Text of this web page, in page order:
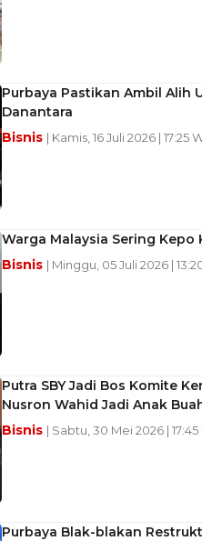
Purbaya Pastikan Ambil Alih
Danantara
Bisnis | Kamis, 16 Juli 2026 | 17:25
Warga Malaysia Sering
Bisnis | Minggu, 05 Juli 2026 |
Putra SBY Jadi Bos Komite
Nusron Wahid Jadi Anak
Bisnis | Sabtu, 30 Mei 2026 | 17:45
Purbaya Blak-blakan